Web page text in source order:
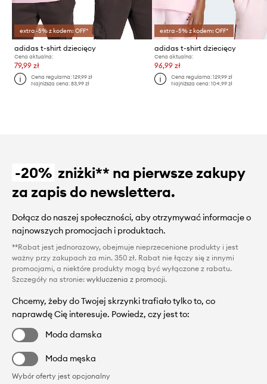
extra -5% z kodem: OFF*
adidas t-shirt dziecięcy
Cena aktualna:
79,99 zł
Cena regularna:129,99 zł
Najniższa cena:83,99 zł
extra -5% z kodem: OFF*
adidas t-shirt dziecięcy
Cena aktualna:
96,99 zł
Cena regularna: 129,99 zł
Najniższa cena: 104,99 zł
-20% zniżki** na pierwsze zakupy
za zapis do newslettera.
Dołącz do naszej społeczności, aby otrzymywać informacje o
najnowszych promocjach i produktach.
**Rabat jest jednorazowy, obejmuje nieprzecenione produkty i jest
ważny przy zakupach za min. 350 zł. Rabat nie łączy się z innymi
promocjami, a niektóre produkty mogą być wyłączone z rabatu.
Szczegóły na stronie: wykluczenia z promocji.
Chcemy, żeby do Twojej skrzynki trafiało tylko to, co
naprawdę Cię interesuje. Powiedz, czy jest to:
Moda damska
Moda męska
Wybór oferty jest opcjonalny